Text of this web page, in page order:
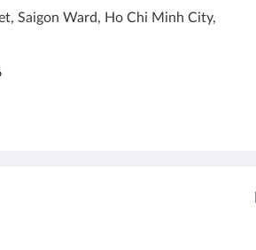
Saigon Ward, Ho Chi Minh City,